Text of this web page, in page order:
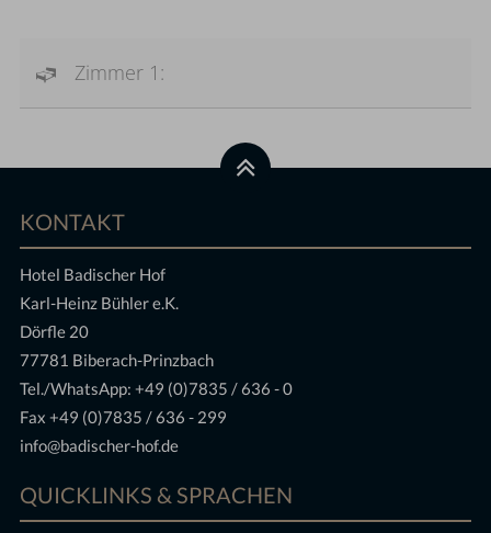
Zimmer 1:
KONTAKT
Hotel Badischer Hof
Karl-Heinz Bühler e.K.
Dörfle 20
77781 Biberach-Prinzbach
Tel./WhatsApp:+49 (0)7835 / 636 - 0
Fax +49 (0)7835 / 636 - 299
info@badischer-hof.de
QUICKLINKS & SPRACHEN